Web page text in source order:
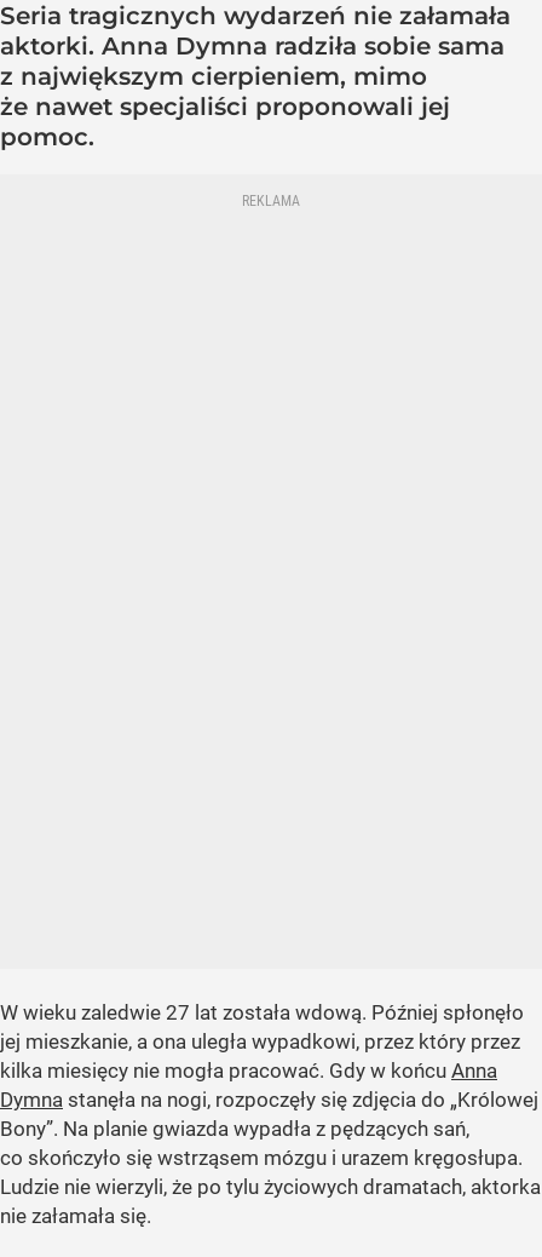
Seria tragicznych wydarzeń nie załamała
aktorki. Anna Dymna radziła sobie sama
z największym cierpieniem, mimo
że nawet specjaliści proponowali jej
pomoc.
W wieku zaledwie 27 lat została wdową. Później spłonęło
jej mieszkanie, a ona uległa wypadkowi, przez który przez
kilka miesięcy nie mogła pracować. Gdy w końcu Anna
Dymna stanęła na nogi, rozpoczęły się zdjęcia do „Królowej
Bony”. Na planie gwiazda wypadła z pędzących sań,
co skończyło się wstrząsem mózgu i urazem kręgosłupa.
Ludzie nie wierzyli, że po tylu życiowych dramatach, aktorka
nie załamała się.